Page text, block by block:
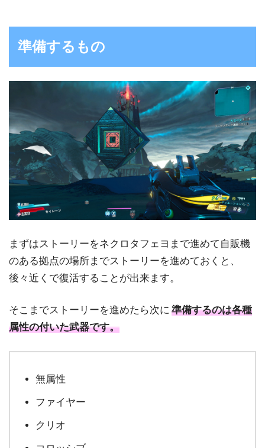
準備するもの
まずはストーリーをネクロタフェヨまで進めて自販機
のある拠点の場所までストーリーを進めておくと、
後々近くで復活することが出来ます。
そこまでストーリーを進めたら次に 準備するのは各種
属性の付いた武器です。
無属性
ファイヤー
クリオ